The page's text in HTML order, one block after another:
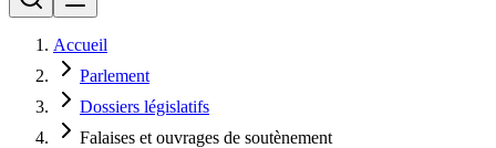
Accueil
Parlement
Dossiers législatifs
Falaises et ouvrages de soutènement